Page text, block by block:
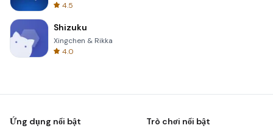
4.5
Shizuku
Xingchen & Rikka
4.0
Ứng dụng nổi bật Trò chơi nổi bật